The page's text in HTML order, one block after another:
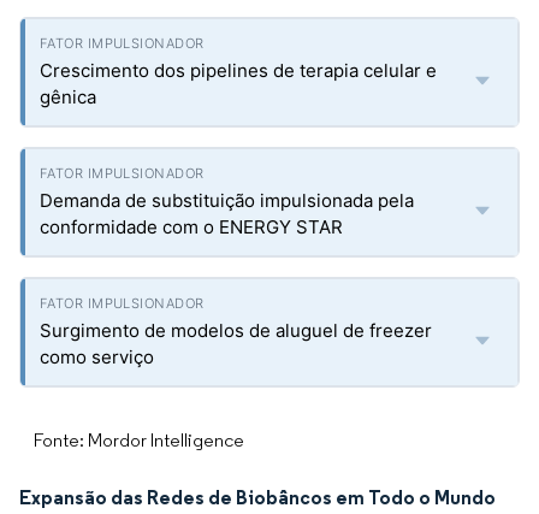
Crescimento dos pipelines de terapia celular e
gênica
Demanda de substituição impulsionada pela
conformidade com o ENERGY STAR
Surgimento de modelos de aluguel de freezer
como serviço
Fonte: Mordor Intelligence
Expansão das Redes de Biobâncos em Todo o Mundo